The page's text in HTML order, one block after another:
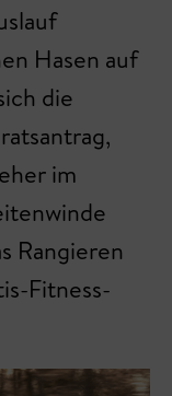
Hasen auf
die
im
Rangieren
Fitness-